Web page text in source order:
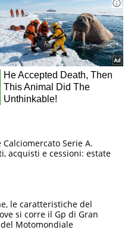
Calciomercato Serie A.
acquisti e cessioni: estate
le caratteristiche del
si corre il Gp di Gran
Motomondiale